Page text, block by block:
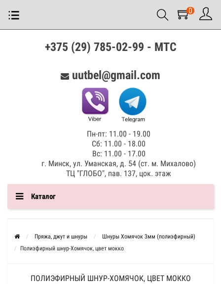
0
+375 (29) 785-02-99 - МТС
uutbel@gmail.com
Пн-пт: 11.00 - 19.00
Сб: 11.00 - 18.00
Вс: 11.00 - 17.00
г. Минск, ул. Уманская, д. 54 (ст. м. Михалово)
ТЦ "ГЛОБО", пав. 137, цок. этаж
Каталог
Пряжа, джут и шнуры
Шнуры Хомячок 3мм (полиэфирный)
Полиэфирный шнур-Хомячок, цвет мокко
ПОЛИЭФИРНЫЙ ШНУР-ХОМЯЧОК, ЦВЕТ МОККО